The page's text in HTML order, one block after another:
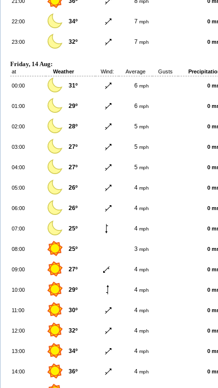
mph
22:00 34º 7 mph 0
23:00 32º 7 mph 0
Friday, 14 Aug:
at Weather Wind: Average Gusts
00:00 31º 6 mph 0
01:00 29º 6 mph 0
02:00 28º 5 mph 0
03:00 27º 5 mph 0
04:00 27º 5 mph 0
05:00 26º 4 mph 0
06:00 26º 4 mph 0
07:00 25º 4 mph 0
08:00 25º 3 mph 0
09:00 27º 4 mph 0
10:00 29º 4 mph 0
11:00 30º 4 mph 0
12:00 32º 4 mph 0
13:00 34º 4 mph 0
14:00 36º 4 mph 0